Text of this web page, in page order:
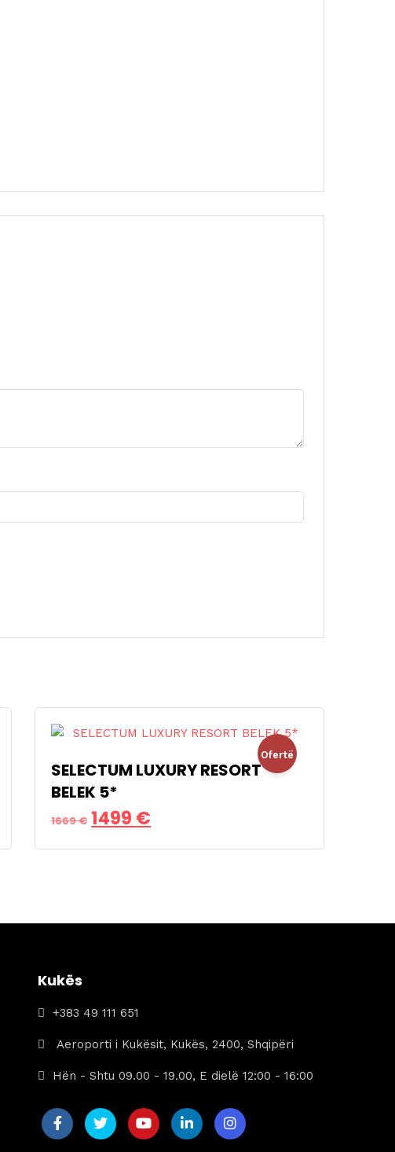
Ofertë
SELECTUM LUXURY RESORT
BELEK 5*
1669€ Çmimi
origjinal
1499 €
i
Kukës
+383 49 111 651
Aeroporti i Kukësit, Kukës, 2400, Shqipëri
Hën - Shtu 09.00 - 19.00, E dielë 12:00 - 16:00